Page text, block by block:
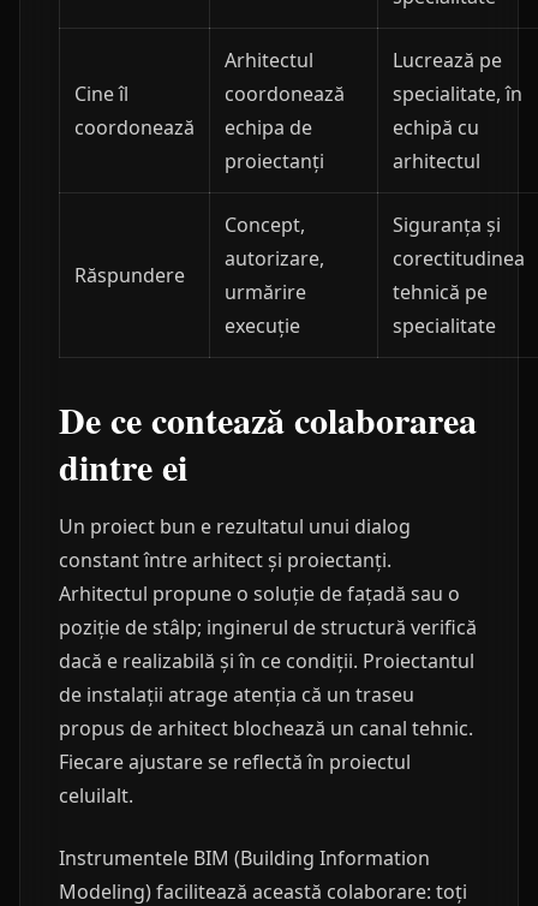
Cine îl
coordonează
Arhitectul
coordonează
echipa de
proiectanți
Lucrează pe
specialitate, în
echipă cu
arhitectul
Răspundere
Concept,
autorizare,
urmărire
execuție
Siguranța și
corectitudinea
tehnică pe
specialitate
De ce contează colaborarea
dintre ei
Un proiect bun e rezultatul unui dialog
constant între arhitect și proiectanți.
Arhitectul propune o soluție de fațadă sau o
poziție de stâlp; inginerul de structură verifică
dacă e realizabilă și în ce condiții. Proiectantul
de instalații atrage atenția că un traseu
propus de arhitect blochează un canal tehnic.
Fiecare ajustare se reflectă în proiectul
celuilalt.
Instrumentele BIM (Building Information
Modeling) facilitează această colaborare: toți